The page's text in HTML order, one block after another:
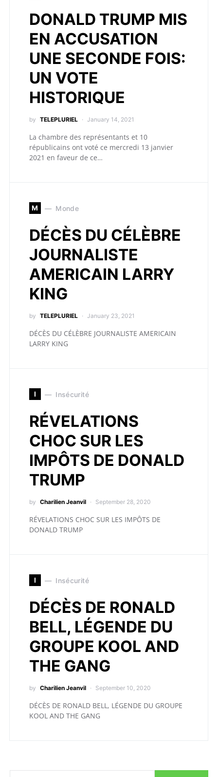
DONALD TRUMP MIS
EN ACCUSATION
UNE SECONDE FOIS:
UN VOTE
HISTORIQUE
by TELEPLURIEL January 14, 2021
La chambre des représentants et 10
républicains ont voté ce mercredi 13 janvier
2021 en faveur de ce…
M Monde
DÉCÈS DU CÉLÈBRE
JOURNALISTE
AMERICAIN LARRY
KING
by TELEPLURIEL January 23, 2021
DÉCÈS DU CÉLÈBRE JOURNALISTE AMERICAIN
LARRY KING
I Insécurité
RÉVELATIONS
CHOC SUR LES
IMPÔTS DE DONALD
TRUMP
by Charilien Jeanvil September 28, 2020
RÉVELATIONS CHOC SUR LES IMPÔTS DE
DONALD TRUMP
I Insécurité
DÉCÈS DE RONALD
BELL, LÉGENDE DU
GROUPE KOOL AND
THE GANG
by Charilien Jeanvil September 10, 2020
DÉCÈS DE RONALD BELL, LÉGENDE DU GROUPE
KOOL AND THE GANG